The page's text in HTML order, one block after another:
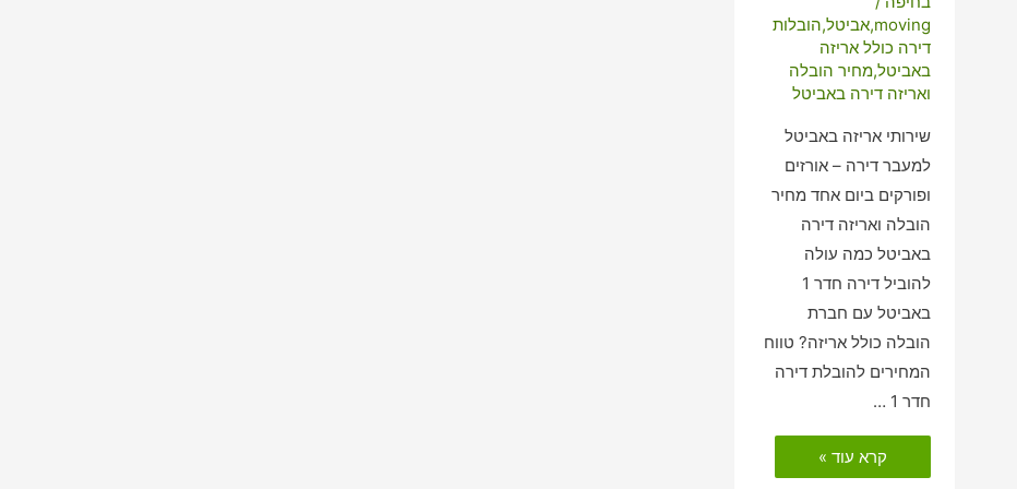
moving
,אביטל,הובלות
דירה כולל אריזה
באביטל,מחיר הובלה
ואריזה דירה באביטל
שירותי אריזה באביטל
למעבר דירה – אורזים
ופורקים ביום אחד מחיר
הובלה ואריזה דירה
באביטל כמה עולה
להוביל דירה חדר 1
באביטל עם חברת
הובלה כולל אריזה? טווח
המחירים להובלת דירה
חדר 1 …
הובלות
דירה
כולל
קרא עוד »